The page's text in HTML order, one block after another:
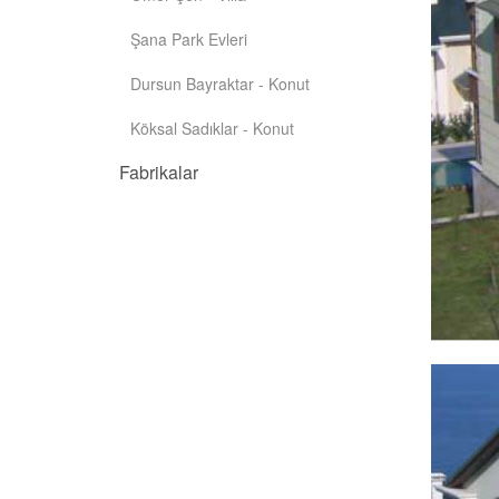
Şana Park Evleri
Dursun Bayraktar - Konut
Köksal Sadıklar - Konut
Fabrikalar